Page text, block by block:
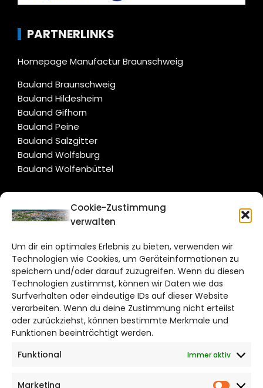
Cookie-Zustimmung
verwalten
Um dir ein optimales Erlebnis zu bieten, verwenden wir
Technologien wie Cookies, um Geräteinformationen zu
speichern und/oder darauf zuzugreifen. Wenn du diesen
Technologien zustimmst, können wir Daten wie das
Surfverhalten oder eindeutige IDs auf dieser Website
verarbeiten. Wenn du deine Zustimmung nicht erteilst
oder zurückziehst, können bestimmte Merkmale und
Funktionen beeinträchtigt werden.
Funktional
Immer aktiv
Marketing
PARTNERLINKS
Homepage Manufactur Braunschweig
Bauland Braunschweig
Bauland Hildesheim
Bauland Gifhorn
Bauland Peine
Bauland Salzgitter
Bauland Wolfsburg
Bauland Wolfenbüttel
CITYLIFE!
Bruchtorwall 12
38100 Braunschweig
Telefon: 0531 387220 – 65
DAS STADTMAGAZIN FÜR
BRAUNSCHWEIG
Impressum